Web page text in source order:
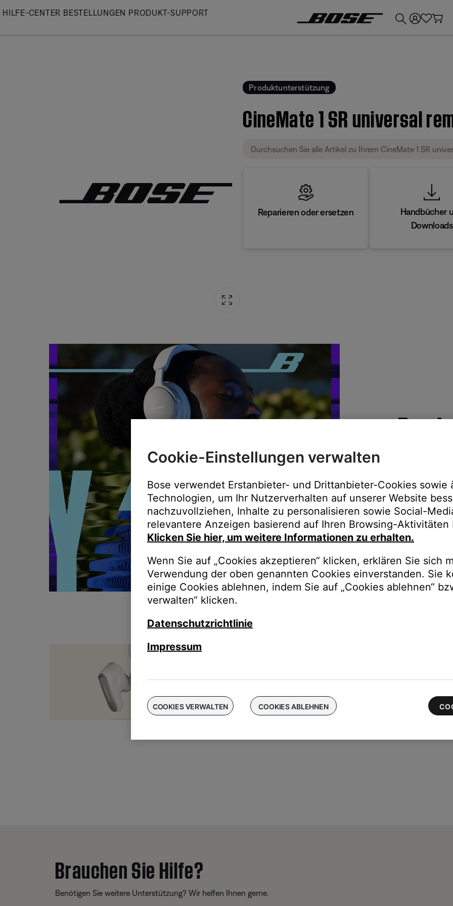
Skip
HILFE-CENTER BESTELLUNGEN PRODUKT-SUPPORT
Produktunterstützung
CineMate 1 SR universal
Reparieren oder ersetzen
Handbücher
Downloads
Immer der
Upgrades,
Bestellungen
für die neuesten QuietComfort Ultra-Ohrhörer
Brauchen Sie Hilfe?
Benötigen Sie weitere Unterstützung? Wir helfen Ihnen gerne.
Cookie-Einstellungen verwalten
Bose verwendet Erstanbieter- und Drittanbieter-Cookies sowie
Technologien, um Ihr Nutzerverhalten auf unserer Website
nachzuvollziehen, Inhalte zu personalisieren sowie Social-
relevantere Anzeigen basierend auf Ihren Browsing-Aktivitäten
Klicken Sie hier, um weitere Informationen zu erhalten.
Wenn Sie auf „Cookies akzeptieren“ klicken, erklären Sie sich
Verwendung der oben genannten Cookies einverstanden. Sie
einige Cookies ablehnen, indem Sie auf „Cookies ablehnen“
verwalten“ klicken.
Datenschutzrichtlinie
Impressum
COOKIES VERWALTEN COOKIES ABLEHNEN